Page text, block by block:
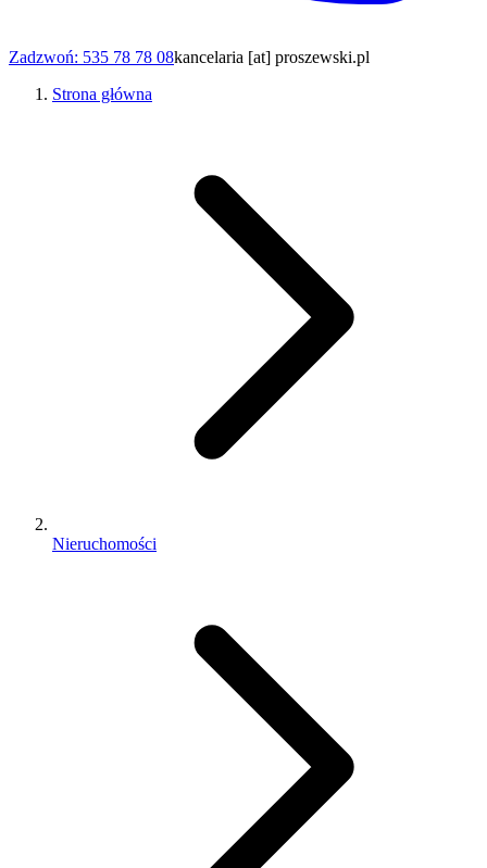
Zadzwoń: 535 78 78 08kancelaria [at] proszewski.pl
Strona główna
Nieruchomości